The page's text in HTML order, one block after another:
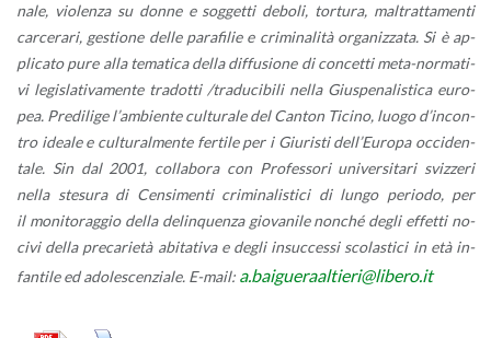
na­le, vio­len­za su donne e sog­get­ti de­bo­li, tor­tu­ra, mal­trat­ta­men­ti
car­ce­ra­ri, ge­stio­ne delle pa­ra­fi­lie e cri­mi­na­li­tà or­ga­niz­za­ta. Si è ap­
pli­ca­to pure alla te­ma­ti­ca della dif­fu­sio­ne di con­cet­ti me­ta-nor­ma­ti­
vi le­gi­sla­ti­va­men­te tra­dot­ti /tra­du­ci­bi­li nella Giu­spe­na­li­sti­ca eu­ro­
pea. Pre­di­li­ge l’am­bien­te cul­tu­ra­le del Can­ton Ti­ci­no, luogo d’in­con­
tro idea­le e cul­tu­ral­men­te fer­ti­le per i Giu­ri­sti del­l’Eu­ro­pa oc­ci­den­
ta­le. Sin dal 2001, col­la­bo­ra con Pro­fes­so­ri uni­ver­si­ta­ri sviz­ze­ri
nella ste­su­ra di Cen­si­men­ti cri­mi­na­li­sti­ci di lungo pe­rio­do, per
il mo­ni­to­rag­gio della de­lin­quen­za gio­va­ni­le non­ché degli ef­fet­ti no­
ci­vi della pre­ca­rie­tà abi­ta­ti­va e degli in­suc­ces­si sco­la­sti­ci in età in­
fan­ti­le ed ado­le­scen­zia­le. E-mail: a.​baigue­raal­tie­ri@​libero.​it